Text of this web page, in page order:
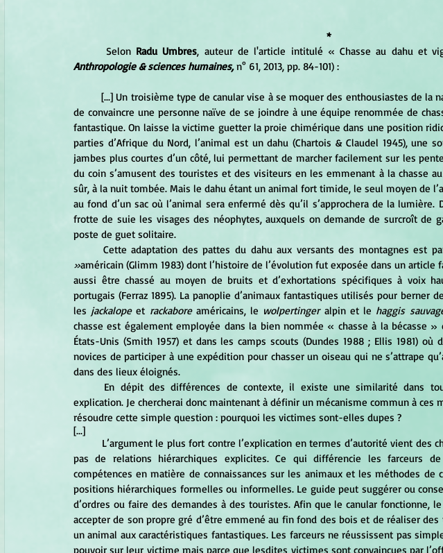
*
Selon Radu Umbres, auteur de l'article intitulé « Chasse au dahu et
Anthropologie & sciences humaines, n° 61, 2013, pp. 84-101) :
	[...] Un troisième type de canular vise à se moquer des enthousiastes de la nature inexpérimentés. Le but est
de convaincre une personne naïve de se joindre à une équipe renommée de
fantastique. On laisse la victime guetter la proie chimérique dans une position
parties d’Afrique du Nord, l’animal est un dahu (Chartois & Claudel 1945), une
jambes plus courtes d’un côté, lui permettant de marcher facilement sur les
du coin s’amusent des touristes et des visiteurs en les emmenant à la chasse
sûr, à la nuit tombée. Mais le dahu étant un animal fort timide, le seul moyen de
au fond d’un sac où l’animal sera enfermé dès qu’il s’approchera de la
frotte de suie les visages des néophytes, auxquels on demande de surcroît de
poste de guet solitaire.
Cette adaptation des pattes du dahu aux versants des montagnes est
»américain (Glimm 1983) dont l’histoire de l’évolution fut exposée dans un article
aussi être chassé au moyen de bruits et d’exhortations spécifiques à voix
portugais (Ferraz 1895). La panoplie d’animaux fantastiques utilisés pour berner
les jackalope et rackabore américains, le wolpertinger alpin et le haggis
chasse est également employée dans la bien nommée « chasse à la bécasse »
États-Unis (Smith 1957) et dans les camps scouts (Dundes 1988 ; Ellis 1981)
novices de participer à une expédition pour chasser un oiseau qui ne s’attrape
dans des lieux éloignés.
explication. Je chercherai donc maintenant à définir un mécanisme commun à ces
résoudre cette simple question : pourquoi les victimes sont-elles dupes ?
[...]
pas de relations hiérarchiques explicites. Ce qui différencie les farceurs
compétences en matière de connaissances sur les animaux et les méthodes de
positions hiérarchiques formelles ou informelles. Le guide peut suggérer ou
d’ordres ou faire des demandes à des touristes. Afin que le canular fonctionne,
accepter de son propre gré d’être emmené au fin fond des bois et de réaliser des
un animal aux caractéristiques fantastiques. Les farceurs ne réussissent pas
pouvoir sur leur victime mais parce que lesdites victimes sont convaincues par